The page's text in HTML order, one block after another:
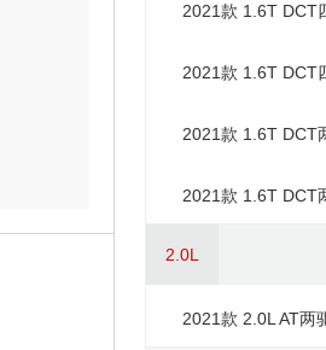
2021款 1.6T DCT
2021款 1.6T DCT
2021款 1.6T DCT
2021款 1.6T DCT
2.0L
2021款 2.0L AT两